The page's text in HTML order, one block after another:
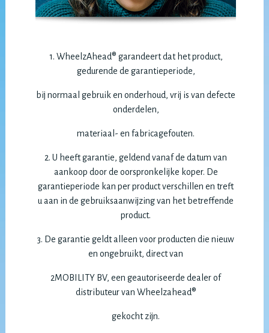
1. WheelzAhead® garandeert dat het product,
gedurende de garantieperiode,
bij normaal gebruik en onderhoud, vrij is van defecte
onderdelen,
materiaal- en fabricagefouten.
2. U heeft garantie, geldend vanaf de datum van
aankoop door de oorspronkelijke koper. De
garantieperiode kan per product verschillen en treft
u aan in de gebruiksaanwijzing van het betreffende
product.
3. De garantie geldt alleen voor producten die nieuw
en ongebruikt, direct van
2MOBILITY BV, een geautoriseerde dealer of
distributeur van Wheelzahead®
gekocht zijn.